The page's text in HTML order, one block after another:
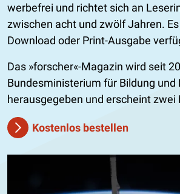
werbefrei und richtet sich an
zwischen acht und zwölf Jahren.
Download oder Print-Ausgabe
Das »forscher«-Magazin wird seit
Bundesministerium für Bildung und
herausgegeben und erscheint zwei
Kostenlos bestellen